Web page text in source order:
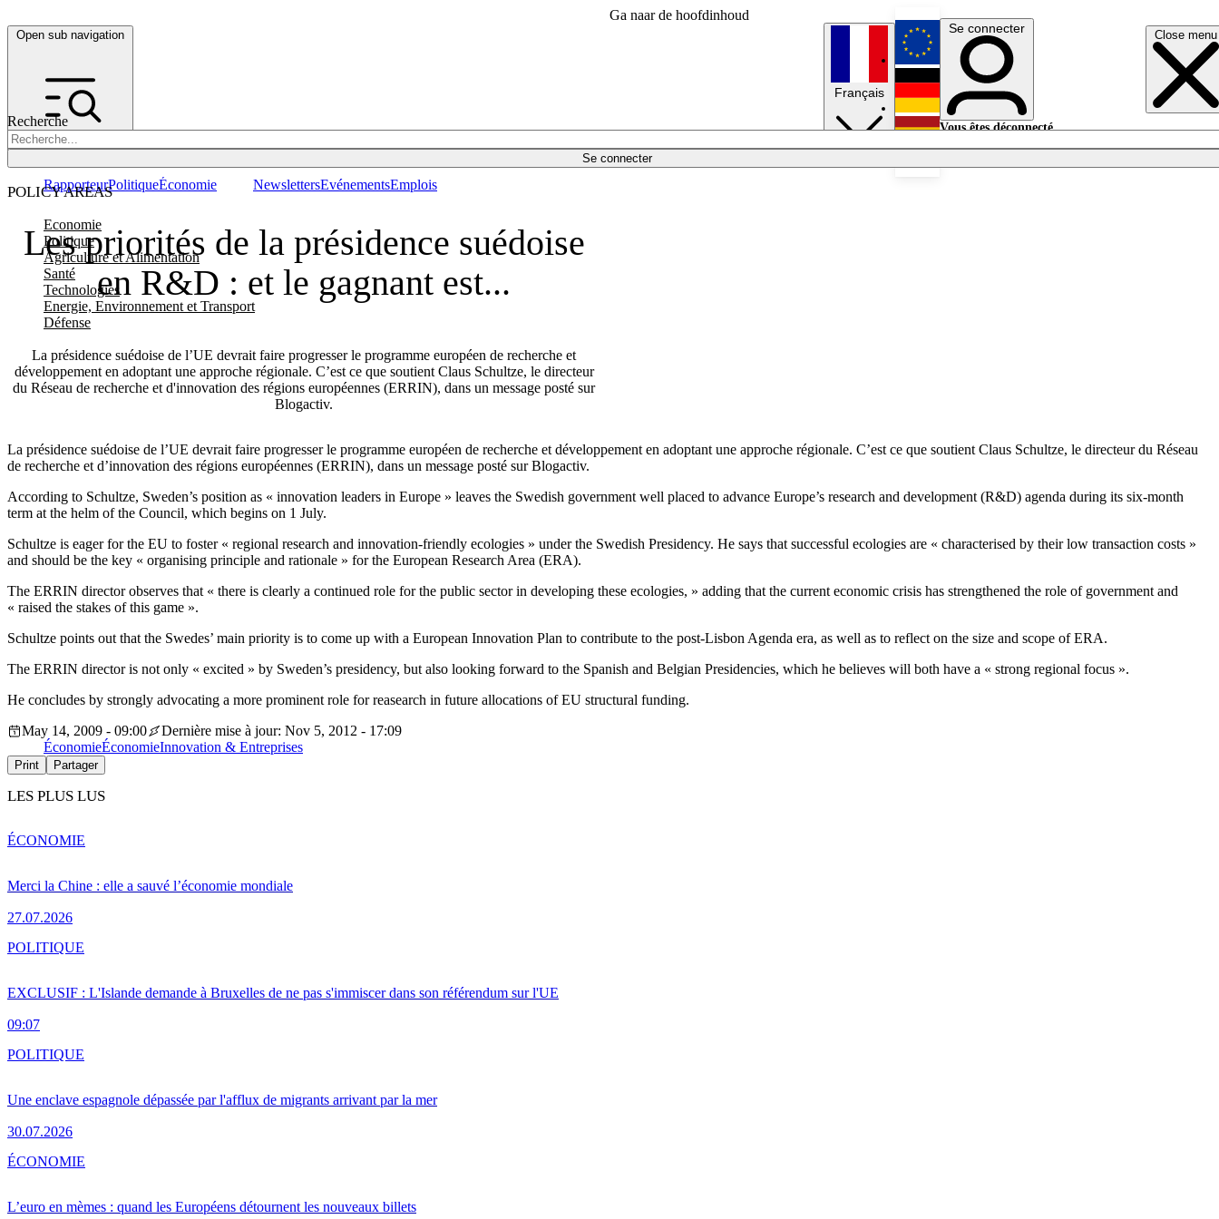
Ga naar de hoofdinhoud
Open sub navigation Close menu
Recherche
Se connecter
POLICY AREAS
Economie
Politique
Agriculture et Alimentation
Santé
Technologies
Energie, Environnement et Transport
Défense
RapporteurPolitiqueÉconomie NewslettersEvénementsEmplois
Français
English
Deutsch
Se connecter
Vous êtes déconnecté.
Les priorités de la présidence suédoise
en R&D : et le gagnant est...
La présidence suédoise de l’UE devrait faire progresser le programme européen de recherche et
développement en adoptant une approche régionale. C’est ce que soutient Claus Schultze, le directeur
du Réseau de recherche et d'innovation des régions européennes (ERRIN), dans un message posté sur
Blogactiv.
La présidence suédoise de l’UE devrait faire progresser le programme européen de recherche et développement en adoptant une approche régionale. C’est ce que soutient Claus Schultze, le directeur du Réseau
de recherche et d’innovation des régions européennes (ERRIN), dans un message posté sur Blogactiv.
According to Schultze, Sweden’s position as « innovation leaders in Europe » leaves the Swedish government well placed to advance Europe’s research and development (R&D) agenda during its six-month
term at the helm of the Council, which begins on 1 July.
Schultze is eager for the EU to foster « regional research and innovation-friendly ecologies » under the Swedish Presidency. He says that successful ecologies are « characterised by their low transaction costs »
and should be the key « organising principle and rationale » for the European Research Area (ERA).
The ERRIN director observes that « there is clearly a continued role for the public sector in developing these ecologies, » adding that the current economic crisis has strengthened the role of government and
« raised the stakes of this game ».
Schultze points out that the Swedes’ main priority is to come up with a European Innovation Plan to contribute to the post-Lisbon Agenda era, as well as to reflect on the size and scope of ERA.
The ERRIN director is not only « excited » by Sweden’s presidency, but also looking forward to the Spanish and Belgian Presidencies, which he believes will both have a « strong regional focus ».
He concludes by strongly advocating a more prominent role for reasearch in future allocations of EU structural funding.
May 14, 2009 - 09:00
Dernière mise à jour: Nov 5, 2012 - 17:09
ÉconomieÉconomieInnovation & Entreprises
Print Partager
LES PLUS LUS
Merci la Chine : elle a sauvé l’économie mondiale
27.07.2026
ÉCONOMIE
EXCLUSIF : L'Islande demande à Bruxelles de ne pas s'immiscer dans son référendum sur l'UE
09:07
POLITIQUE
Une enclave espagnole dépassée par l'afflux de migrants arrivant par la mer
30.07.2026
POLITIQUE
L’euro en mèmes : quand les Européens détournent les nouveaux billets
ÉCONOMIE